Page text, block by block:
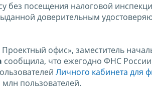
без посещения налоговой
доверительным
офис», заместитель
сообщила, что ежегодно ФНС России
Личного кабинета для
пользователей.